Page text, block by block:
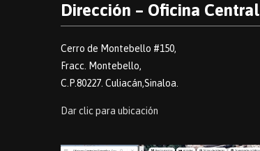
Dirección – Oficina Central
Cerro de Montebello #150,
Fracc. Montebello,
C.P.80227. Culiacán,Sinaloa.
Dar clic para ubicación